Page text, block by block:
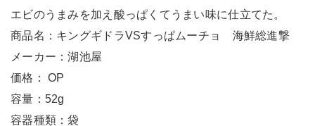
エビのうまみを加え酸っぱくてうまい味に仕立てた。
商品名：キングギドラVSすっぱムーチョ 海鮮総進撃
メーカー：湖池屋
価格： OP
容量：52g
容器種類：袋